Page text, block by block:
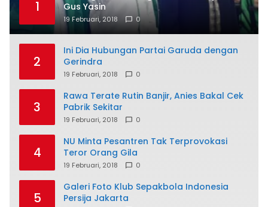
1
Gus Yasin
19 Februari, 2018 0
2
Ini Dia Hubungan Partai Garuda dengan
Gerindra
19 Februari, 2018 0
3
Rawa Terate Rutin Banjir, Anies Bakal Cek
Pabrik Sekitar
19 Februari, 2018 0
4
NU Minta Pesantren Tak Terprovokasi
Teror Orang Gila
19 Februari, 2018 0
5
Galeri Foto Klub Sepakbola Indonesia
Persija Jakarta